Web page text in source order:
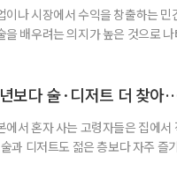
이나 시장에서 수익을 창출하는
을 배우려는 의지가 높은 것으로
머 세대 가운데 노인일자리 참여자
보다 술·디저트 더 찾
에서 혼자 사는 고령자들은 집에
과 디저트도 젊은 층보다 자주 즐